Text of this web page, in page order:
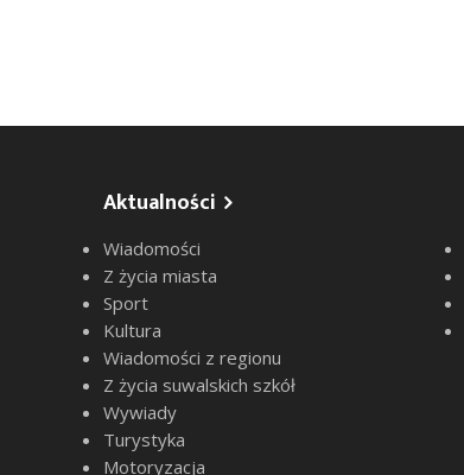
Aktualności
Wiadomości
Z życia miasta
Sport
Kultura
Wiadomości z regionu
Z życia suwalskich szkół
Wywiady
Turystyka
Motoryzacja